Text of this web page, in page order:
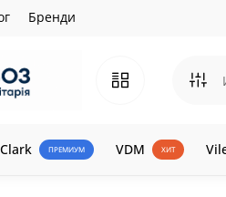
Бренди
ПРЕМИУМ VDM ХИТ